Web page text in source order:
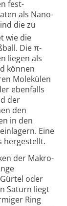
fest­
als Nano-
die zu
wie die
Die π-
liegen als
können
Molekülen
ebenfalls
der
den
in den
Eine
herge­stellt.
der Makro­
oder
Saturn liegt
Ring